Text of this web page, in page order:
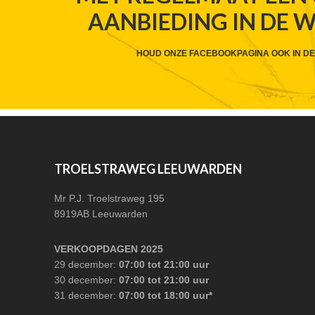
HEADERAANBIEDING IN DE
HOUD ONZE FACEBOOKPAGINA OOK IN
TROELSTRAWEG LEEUWARDEN
Mr P.J. Troelstraweg 195
8919AB Leeuwarden
VERKOOPDAGEN 2025
29 december:07:00 tot 21:00 uur
30 december:07:00 tot 21:00 uur
31 december:07:00 tot 18:00 uur*